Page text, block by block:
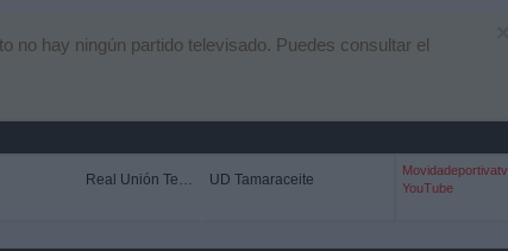
no hay ningún partido televisado. Puedes consultar el
Real Unión Tenerife UD Tamaraceite
Movidadeportivatv
YouTube